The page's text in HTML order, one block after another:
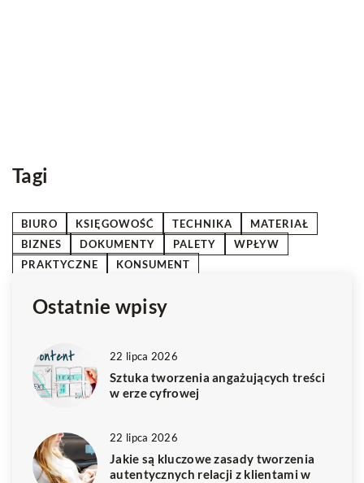
Tagi
BIURO KSIĘGOWOŚĆ TECHNIKA
MATERIAŁ
BIZNES
DOKUMENTY PALETY
WPŁYW
PRAKTYCZNE
KONSUMENT
Ostatnie wpisy
22 lipca 2026
Sztuka tworzenia angażujących treści
w erze cyfrowej
22 lipca 2026
Jakie są kluczowe zasady tworzenia
autentycznych relacji z klientami w